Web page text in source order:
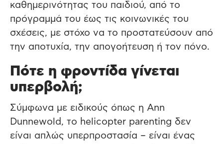
καθημερινότητας του παιδιού, από το
πρόγραμμά του έως τις κοινωνικές του
σχέσεις, με στόχο να το προστατεύσουν από
την αποτυχία, την απογοήτευση ή τον πόνο.
Πότε η φροντίδα γίνεται
υπερβολή;
Σύμφωνα με ειδικούς όπως η Ann
Dunnewold, το helicopter parenting δεν
είναι απλώς υπερπροστασία – είναι ένας